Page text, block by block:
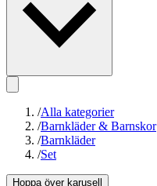
/Alla kategorier
/Barnkläder & Barnskor
/Barnkläder
/Set
Hoppa över karusell